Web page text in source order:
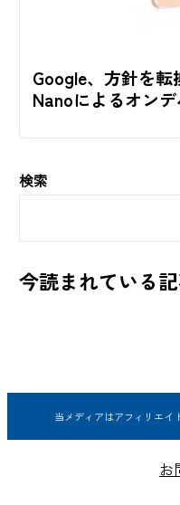
Google、方針を転
Nanoによるオン
検索
今読まれている
当メディアはアフィリエイ
お